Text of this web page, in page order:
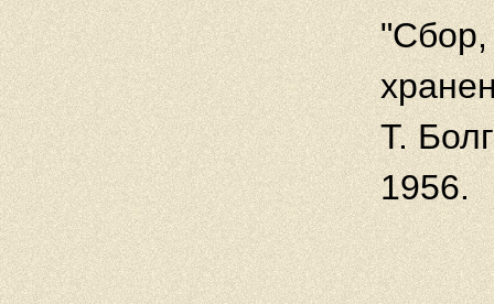
"Cбор,
Т.
1956.